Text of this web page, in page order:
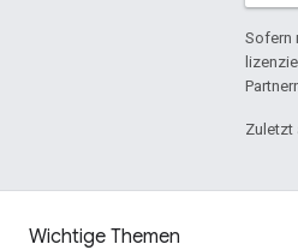
Sofern
Zuletzt
Wichtige Themen